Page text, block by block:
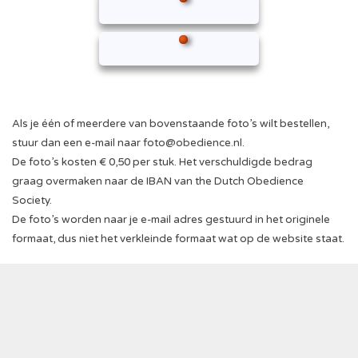
Als je één of meerdere van bovenstaande foto’s wilt bestellen,
stuur dan een e-mail naarfoto@obedience.nl.
De foto’s kosten € 0,50 per stuk. Het verschuldigde bedrag
graag overmaken naar de IBAN van the Dutch Obedience
Society.
De foto’s worden naar je e-mail adres gestuurd in het originele
formaat, dus niet het verkleinde formaat wat op de website staat.